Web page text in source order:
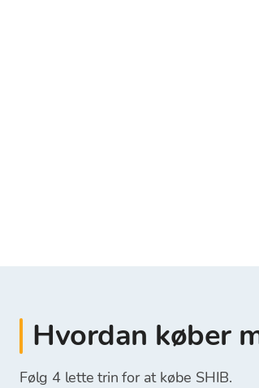
Hvordan køber
Følg 4 lette trin for at købe SHIB.